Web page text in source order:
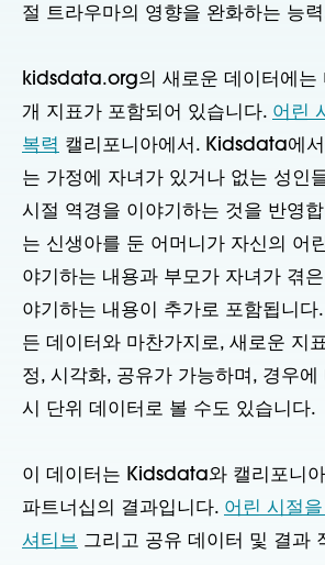
절 트라우마의 영향을 완화하는 능
kidsdata.org의 새로운 데이터에는
개 지표가 포함되어 있습니다. 어린
복력 캘리포니아에서. Kidsdata에
는 가정에 자녀가 있거나 없는 성인
시절 역경을 이야기하는 것을 반영합
는 신생아를 둔 어머니가 자신의 어
야기하는 내용과 부모가 자녀가 겪은
야기하는 내용이 추가로 포함됩니
든 데이터와 마찬가지로, 새로운 지
정, 시각화, 공유가 가능하며, 경우에
시 단위 데이터로 볼 수도 있습니다.
이 데이터는 Kidsdata와 캘리포니
파트너십의 결과입니다. 어린 시절
셔티브 그리고 공유 데이터 및 결과